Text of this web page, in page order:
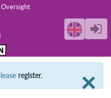
Oversight
×
register.